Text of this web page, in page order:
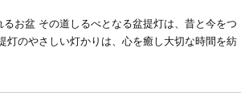
お盆 その道しるべとなる盆提灯は、昔と今をつ
のやさしい灯かりは、心を癒し大切な時間を紡